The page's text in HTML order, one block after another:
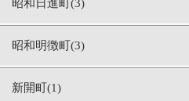
昭和日進町(3)
昭和明徴町(3)
新開町(1)